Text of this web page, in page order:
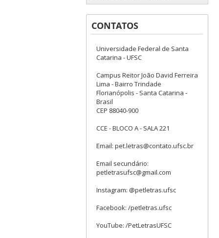
CONTATOS
Universidade Federal de Santa
Catarina - UFSC
Campus Reitor João David Ferreira
Lima - Bairro Trindade
Florianópolis - Santa Catarina -
Brasil
CEP 88040-900
CCE - BLOCO A - SALA 221
Email: pet.letras@contato.ufsc.br
Email secundário:
petletrasufsc@gmail.com
Instagram: @petletras.ufsc
Facebook: /petletras.ufsc
YouTube: /PetLetrasUFSC